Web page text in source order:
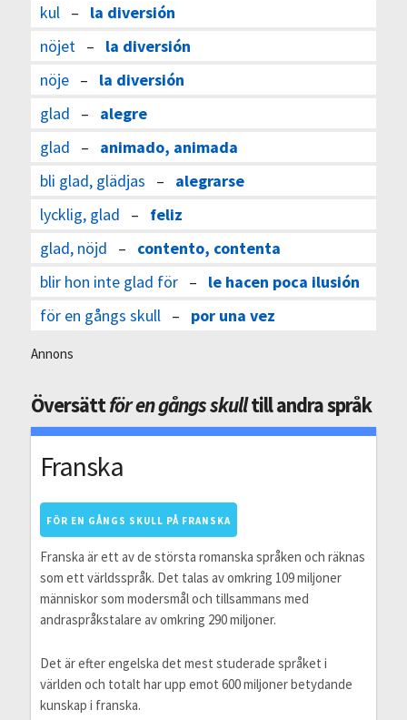
kul– la diversión
nöjet– la diversión
nöje– la diversión
glad – alegre
glad – animado, animada
bli glad, glädjas – alegrarse
lycklig, glad – feliz
glad, nöjd – contento, contenta
blir hon inte glad för– le hacen poca ilusión
för en gångs skull– por una vez
Annons
Översättför en gångs skulltill andra språk
Franska
FÖR EN GÅNGS SKULL PÅ FRANSKA
Franska är ett av de största romanska språken och räknas
som ett världsspråk. Det talas av omkring 109 miljoner
människor som modersmål och tillsammans med
andraspråkstalare av omkring 290 miljoner.
Det är efter engelska det mest studerade språket i
världen och totalt har upp emot 600 miljoner betydande
kunskap i franska.